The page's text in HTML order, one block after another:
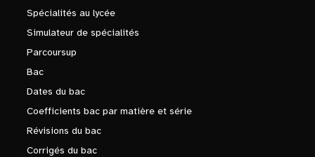
Spécialités au lycée
Simulateur de spécialités
Parcoursup
Bac
Dates du bac
Coefficients bac par matière et série
Révisions du bac
Corrigés du bac